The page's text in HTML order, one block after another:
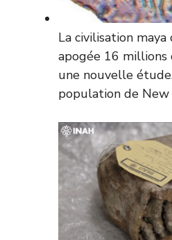
La civilisation
apogée 16 millions
une nouvelle
population de New